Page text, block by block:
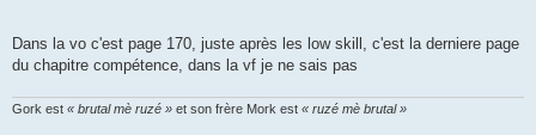
Dans la vo c'est page 170, juste après les low skill, c'est la derniere page
du chapitre compétence, dans la vf je ne sais pas
Gork est « brutal mè ruzé » et son frère Mork est « ruzé mè brutal »